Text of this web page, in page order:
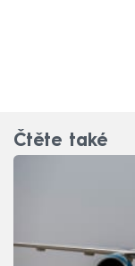
Čtěte také